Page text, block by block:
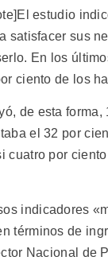
estudio
satisfacer sus
En los
ciento de los
de esta
el 32 por
cuatro por
indicadores
términos de
Nacional de